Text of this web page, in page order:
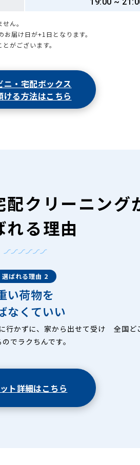
ん。
届け日が+1日となります。
がございます。
ニ・宅配ボックス
ける方法はこちら
配クリーニング
れる理由
選ばれる理由 2
い荷物を
なくていい
行かずに、家から出せて受け
でラクちんです。
全国ど
ト詳細はこちら